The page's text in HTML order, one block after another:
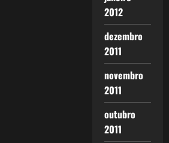
2012
dezembro
2011
novembro
2011
outubro
2011